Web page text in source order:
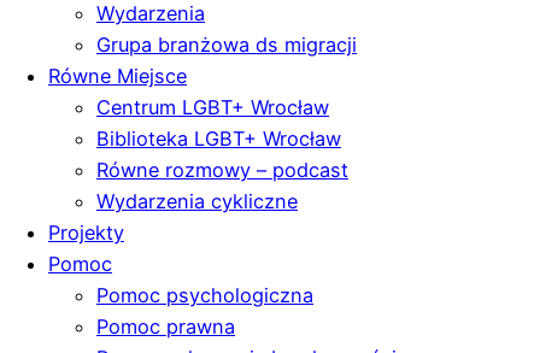
Wydarzenia
Grupa branżowa ds migracji
Równe Miejsce
Centrum LGBT+ Wrocław
Biblioteka LGBT+ Wrocław
Równe rozmowy – podcast
Wydarzenia cykliczne
Projekty
Pomoc
Pomoc psychologiczna
Pomoc prawna